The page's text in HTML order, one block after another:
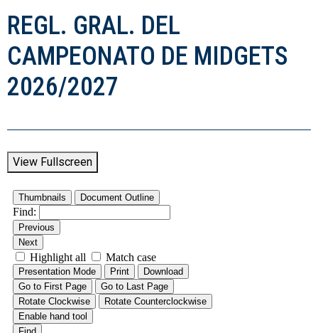
REGL. GRAL. DEL
CAMPEONATO DE MIDGETS
2026/2027
View Fullscreen